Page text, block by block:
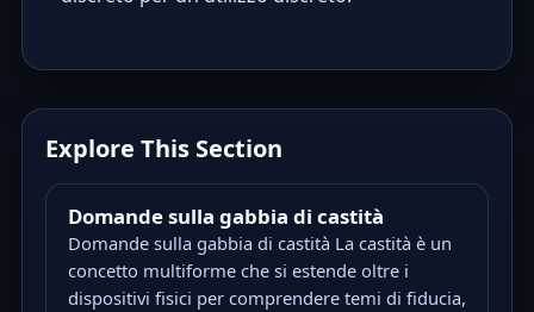
Explore This Section
Domande sulla gabbia di castità
Domande sulla gabbia di castità La castità è un
concetto multiforme che si estende oltre i
dispositivi fisici per comprendere temi di fiducia,